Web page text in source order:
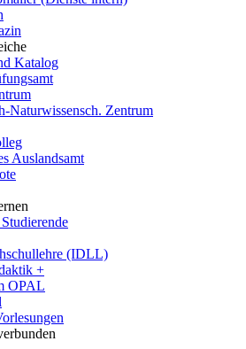
Katalog
Naturwissensch. Zentrum
Auslandsamt
(IDLL)
+
OPAL